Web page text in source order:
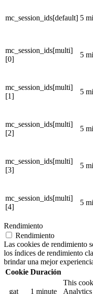
mc_session_ids[default] 5
mc_session_ids[multi]
[0]
5
mc_session_ids[multi]
[1]
5
mc_session_ids[multi]
[2]
5
mc_session_ids[multi]
[3]
5
mc_session_ids[multi]
[4]
5
Rendimiento
Rendimiento
Las cookies de rendimiento
los índices de rendimiento
brindar una mejor
Cookie Duración
_gat 1 minute
This
Analytics